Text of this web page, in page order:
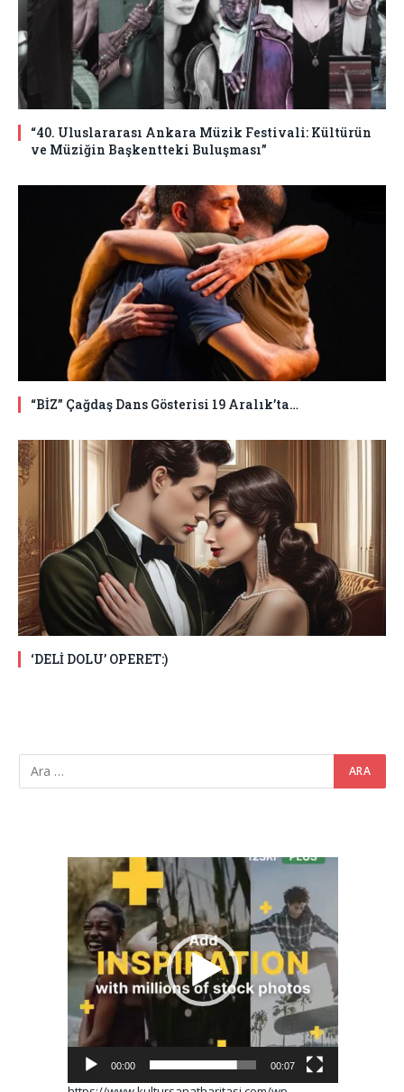
“40. Uluslararası Ankara Müzik Festivali: Kültürün
ve Müziğin Başkentteki Buluşması”
“BİZ” Çağdaş Dans Gösterisi 19 Aralık’ta…
‘DELİ DOLU’ OPERET:)
Video
oynatıcı
00:00 00:07